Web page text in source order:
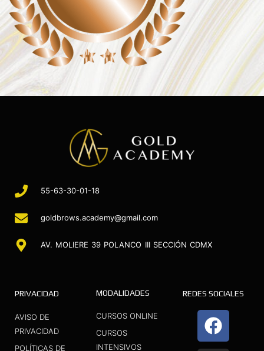
55-63-30-01-18
goldbrows.academy@gmail.com
AV. MOLIERE 39 POLANCO III SECCIÓN CDMX
PRIVACIDAD
AVISO DE
PRIVACIDAD
POLÍTICAS DE
MODALIDADES
CURSOS ONLINE
CURSOS
INTENSIVOS
REDES SOCIALES
F
a
I
n
Y
o